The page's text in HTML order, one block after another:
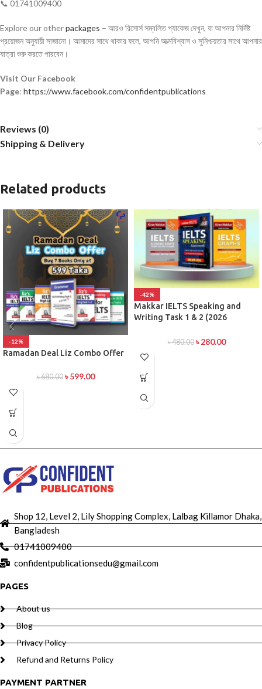
📞 01741009400
Explore our otherpackages – আরও রিসোর্স সম্বলিত প্যাকেজ দেখুন, যা আপনার নির্দিষ্ট
প্রয়োজন অনুযায়ী সাজানো। আমাদের সাথে থাকার ফলে, আপনি আত্মবিশ্বাস ও সুনিশ্চয়তার সাথে আপনার
যাত্রা শুরু করতে পারবেন।
Visit Our Facebook
Page: https://www.facebook.com/confidentpublications
Reviews (0)
Shipping & Delivery
Related products
-12%
Ramadan Deal Liz Combo Offer
৳680.00 ৳599.00
-42%
Makkar IELTS Speaking and
Writing Task 1 & 2 (2026
৳480.00 ৳280.00
Shop 12, Level 2, Lily Shopping Complex, Lalbag Killamor Dhaka,
Bangladesh
01741009400
confidentpublicationsedu@gmail.com
PAGES
About us
Blog
Privacy Policy
Refund and Returns Policy
PAYMENT PARTNER